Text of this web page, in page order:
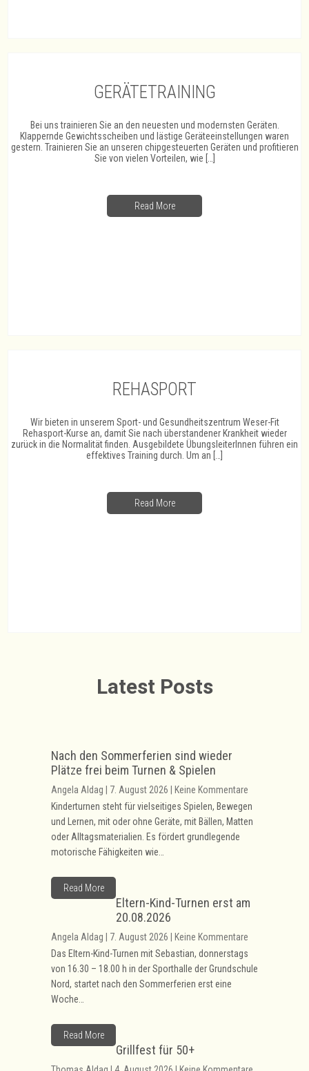
GERÄTETRAINING
Bei uns trainieren Sie an den neuesten und modernsten Geräten.
Klappernde Gewichtsscheiben und lästige Geräteeinstellungen waren
gestern. Trainieren Sie an unseren chipgesteuerten Geräten und profitieren
Sie von vielen Vorteilen, wie […]
Read More
REHASPORT
Wir bieten in unserem Sport- und Gesundheitszentrum Weser-Fit
Rehasport-Kurse an, damit Sie nach überstandener Krankheit wieder
zurück in die Normalität finden. Ausgebildete ÜbungsleiterInnen führen ein
effektives Training durch. Um an […]
Read More
Latest Posts
Nach den Sommerferien sind wieder
Plätze frei beim Turnen & Spielen
Angela Aldag | 7. August 2026 | Keine Kommentare
Kinderturnen steht für vielseitiges Spielen, Bewegen
und Lernen, mit oder ohne Geräte, mit Bällen, Matten
oder Alltagsmaterialien. Es fördert grundlegende
motorische Fähigkeiten wie…
Read More
Eltern-Kind-Turnen erst am
20.08.2026
Angela Aldag | 7. August 2026 | Keine Kommentare
Das Eltern-Kind-Turnen mit Sebastian, donnerstags
von 16.30 – 18.00 h in der Sporthalle der Grundschule
Nord, startet nach den Sommerferien erst eine
Woche…
Read More
Grillfest für 50+